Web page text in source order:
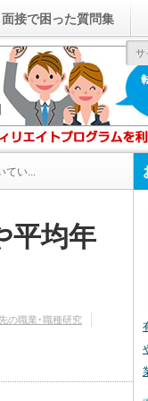
面接で困った質問集
てい...
平均年
の職業･職種研究